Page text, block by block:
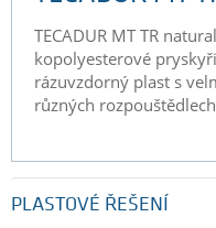
TECADUR MT TR
kopolyesterové
rázuvzdorný plast s
různých
PLASTOVÉ ŘEŠENÍ